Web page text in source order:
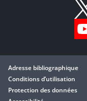
Adresse bibliographique
Conditions d’utilisation
Protection des données